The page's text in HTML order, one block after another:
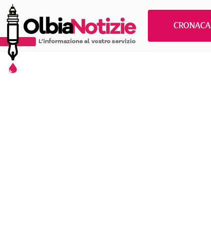
CRONACA